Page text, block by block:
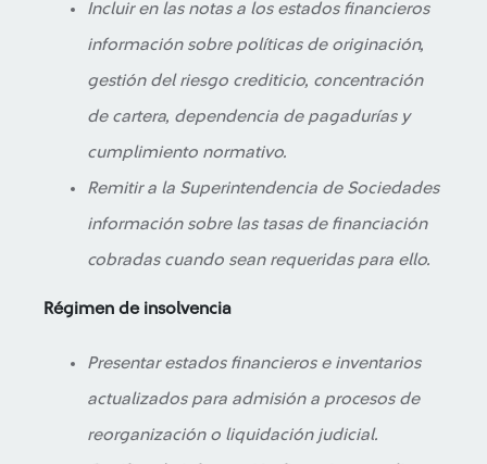
Incluir en las notas a los estados financieros
información sobre políticas de originación,
gestión del riesgo crediticio, concentración
de cartera, dependencia de pagadurías y
cumplimiento normativo.
Remitir a la Superintendencia de Sociedades
información sobre las tasas de financiación
cobradas cuando sean requeridas para ello.
Régimen de insolvencia
Presentar estados financieros e inventarios
actualizados para admisión a procesos de
reorganización o liquidación judicial.